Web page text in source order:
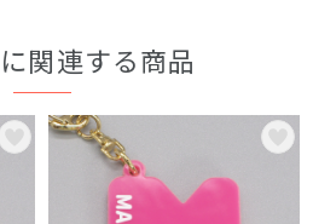
関連する商品